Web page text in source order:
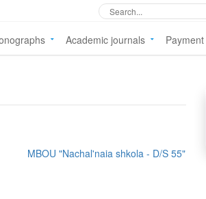
Academic journals Payment
MBOU "Nachal'naia shkola - D/S 55"